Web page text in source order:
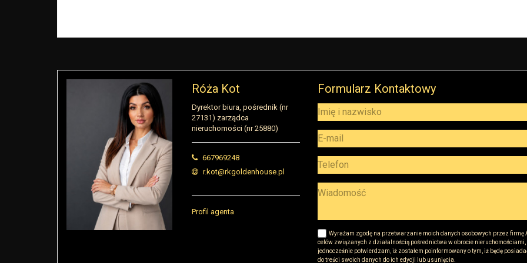
Róża Kot
Dyrektor biura, pośrednik (nr
27131) zarządca
nieruchomości (nr 25880)
667969248
r.kot@rkgoldenhouse.pl
Profil agenta
Formularz Kontaktowy
Wyrażam zgodę na przetwarzanie moich danych osobowych przez firmę
celów związanych z działalnością pośrednictwa w obrocie nieruchomościami,
jednocześnie potwierdzam, iż zostałem poinformowany o tym, iż będę
do treści swoich danych do ich edycji lub usunięcia.